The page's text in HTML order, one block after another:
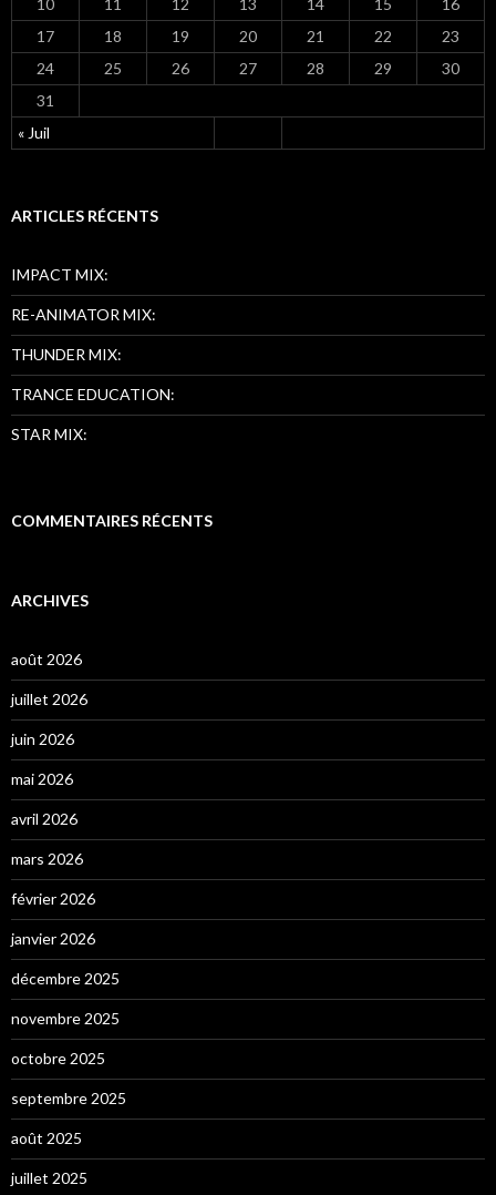
« Juil
10
11 12 13 14 15
16
17
18 19 20 21 22
23
24
25 26 27 28 29
30
31
ARTICLES RÉCENTS
IMPACT MIX:
RE-ANIMATOR MIX:
THUNDER MIX:
TRANCE EDUCATION:
STAR MIX:
COMMENTAIRES RÉCENTS
ARCHIVES
août 2026
juillet 2026
juin 2026
mai 2026
avril 2026
mars 2026
février 2026
janvier 2026
décembre 2025
novembre 2025
octobre 2025
septembre 2025
août 2025
juillet 2025